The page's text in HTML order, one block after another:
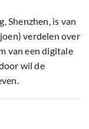
Shenzhen, is van
verdelen over
van een digitale
wil de